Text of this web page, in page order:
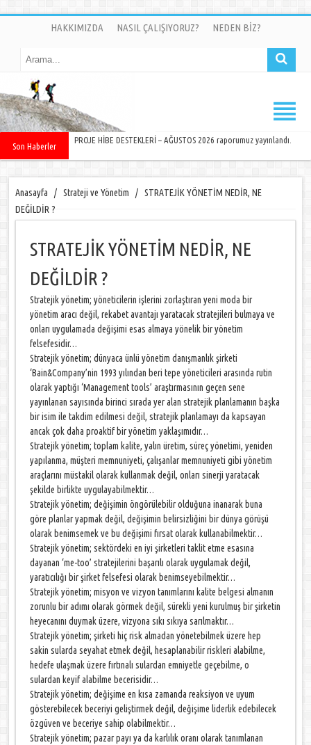
HAKKIMIZDA NASIL ÇALIŞIYORUZ? NEDEN BİZ?
Son Haberler
PROJE HİBE DESTEKLERİ – AĞUSTOS 2026 raporumuz yayınlandı.
Anasayfa / Strateji ve Yönetim / STRATEJİK YÖNETİM NEDİR, NE
DEĞİLDİR ?
STRATEJİK YÖNETİM NEDİR, NE
DEĞİLDİR ?
Stratejik yönetim; yöneticilerin işlerini zorlaştıran yeni moda bir
yönetim aracı değil, rekabet avantajı yaratacak stratejileri bulmaya ve
onları uygulamada değişimi esas almaya yönelik bir yönetim
felsefesidir…
Stratejik yönetim; dünyaca ünlü yönetim danışmanlık şirketi
‘Bain&Company’nin 1993 yılından beri tepe yöneticileri arasında rutin
olarak yaptığı ‘Management tools’ araştırmasının geçen sene
yayınlanan sayısında birinci sırada yer alan stratejik planlamanın başka
bir isim ile takdim edilmesi değil, stratejik planlamayı da kapsayan
ancak çok daha proaktif bir yönetim yaklaşımıdır…
Stratejik yönetim; toplam kalite, yalın üretim, süreç yönetimi, yeniden
yapılanma, müşteri memnuniyeti, çalışanlar memnuniyeti gibi yönetim
araçlarını müstakil olarak kullanmak değil, onları sinerji yaratacak
şekilde birlikte uygulayabilmektir…
Stratejik yönetim; değişimin öngörülebilir olduğuna inanarak buna
göre planlar yapmak değil, değişimin belirsizliğini bir dünya görüşü
olarak benimsemek ve bu değişimi fırsat olarak kullanabilmektir…
Stratejik yönetim; sektördeki en iyi şirketleri taklit etme esasına
dayanan ‘me-too’ stratejilerini başarılı olarak uygulamak değil,
yaratıcılığı bir şirket felsefesi olarak benimseyebilmektir…
Stratejik yönetim; misyon ve vizyon tanımlarını kalite belgesi almanın
zorunlu bir adımı olarak görmek değil, sürekli yeni kurulmuş bir şirketin
heyecanını duymak üzere, vizyona sıkı sıkıya sarılmaktır…
Stratejik yönetim; şirketi hiç risk almadan yönetebilmek üzere hep
sakin sularda seyahat etmek değil, hesaplanabilir riskleri alabilme,
hedefe ulaşmak üzere fırtınalı sulardan emniyetle geçebilme, o
sulardan keyif alabilme becerisidir…
Stratejik yönetim; değişime en kısa zamanda reaksiyon ve uyum
gösterebilecek beceriyi geliştirmek değil, değişime liderlik edebilecek
özgüven ve beceriye sahip olabilmektir…
Stratejik yönetim; pazar payı ya da karlılık oranı olarak tanımlanan